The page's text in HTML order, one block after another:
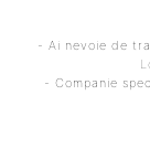
- Ai nevoie de
- Companie